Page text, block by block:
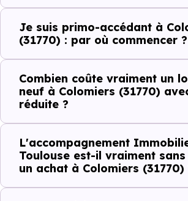
Prix HT du
logement
Économie
TVA à 5,5 %
150 000 € ~ 21 750 €
220 000 € ~ 31 900 €
Je suis primo-accédant à
(31770) : par où commencer ?
Combien coûte vraiment un
neuf à Colomiers (31770)
réduite ?
L'accompagnement
Toulouse est-il vraiment
un achat à Colomiers (31770)